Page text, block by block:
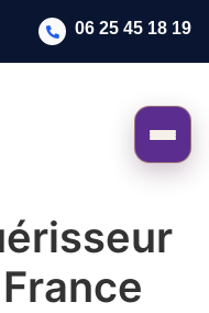
06 25 45 18 19